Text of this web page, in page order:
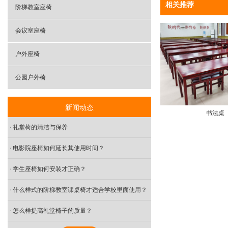
相关推荐
书法桌
阶梯教室座椅
会议室座椅
户外座椅
公园户外椅
新闻动态
礼堂椅的清洁与保养
电影院座椅如何延长其使用时间？
学生座椅如何安装才正确？
什么样式的阶梯教室课桌椅才适合学校里面使用？
怎么样提高礼堂椅子的质量？